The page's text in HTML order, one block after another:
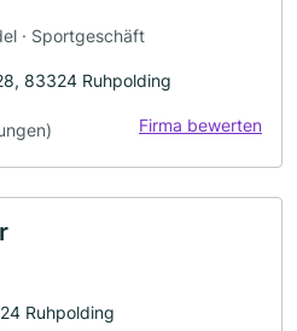
· Sportgeschäft
83324 Ruhpolding
Firma bewerten
Ruhpolding